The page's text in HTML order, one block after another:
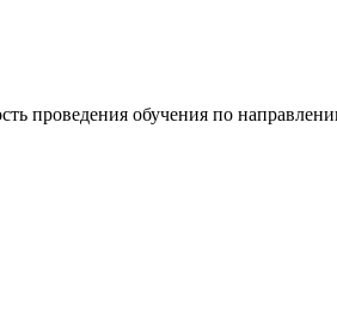
проведения обучения по